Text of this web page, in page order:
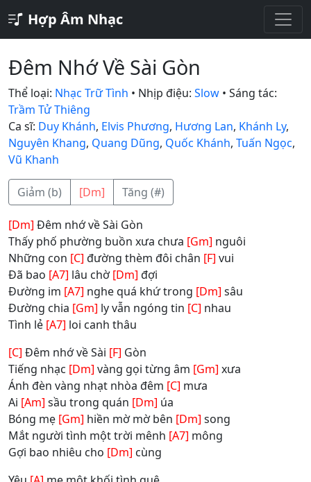
Hợp Âm Nhạc
Đêm Nhớ Về Sài Gòn
Thể loại: Nhạc Trữ Tình • Nhịp điệu: Slow • Sáng tác:
Trầm Tử Thiêng
Ca sĩ: Duy Khánh, Elvis Phương, Hương Lan, Khánh Ly,
Nguyên Khang, Quang Dũng, Quốc Khánh, Tuấn Ngọc,
Vũ Khanh
Giảm (b) [Dm] Tăng (#)
[Dm] Đêm nhớ về Sài Gòn
Thấy phố phường buồn xưa chưa [Gm] nguôi
Những con [C] đường thèm đôi chân [F] vui
Đã bao [A7] lâu chờ[Dm] đợi
Đường im [A7] nghe quá khứ trong [Dm] sâu
Đường chia [Gm] ly vẫn ngóng tin [C] nhau
Tình lẻ [A7] loi canh thâu
[C] Đêm nhớ về Sài [F] Gòn
Tiếng nhạc [Dm] vàng gọi từng âm [Gm] xưa
Ánh đèn vàng nhạt nhòa đêm [C] mưa
Ai [Am] sầu trong quán [Dm] úa
Bóng mẹ [Gm] hiền mờ mờ bên [Dm] song
Mắt người tình một trời mênh [A7] mông
Gợi bao nhiêu cho [Dm] cùng